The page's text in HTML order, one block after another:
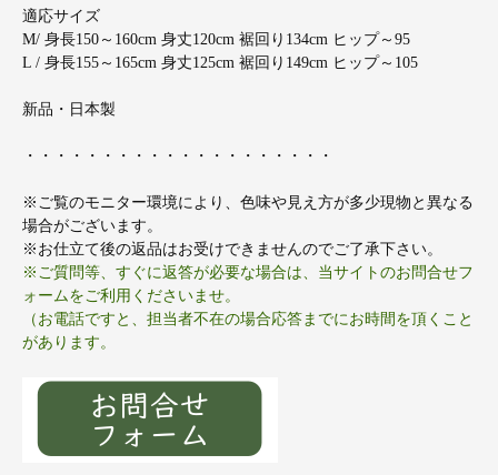
適応サイズ
M/ 身長150～160cm 身丈120cm 裾回り134cm ヒップ～95
L / 身長155～165cm 身丈125cm 裾回り149cm ヒップ～105
新品・日本製
・・・・・・・・・・・・・・・・・・・・
※ご覧のモニター環境により、色味や見え方が多少現物と異なる
場合がございます。
※お仕立て後の返品はお受けできませんのでご了承下さい。
※ご質問等、すぐに返答が必要な場合は、当サイトのお問合せフ
ォームをご利用くださいませ。
（お電話ですと、担当者不在の場合応答までにお時間を頂くこと
があります。